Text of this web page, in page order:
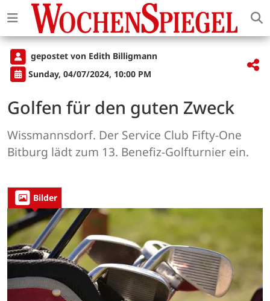
gepostet von Edith Billigmann
Sunday, 04/07/2024, 10:00 PM
Golfen für den guten Zweck
Wissmannsdorf. Der Service Club Fifty-One
Bitburg lädt zum 13. Benefiz-Golfturnier ein.
Bilder